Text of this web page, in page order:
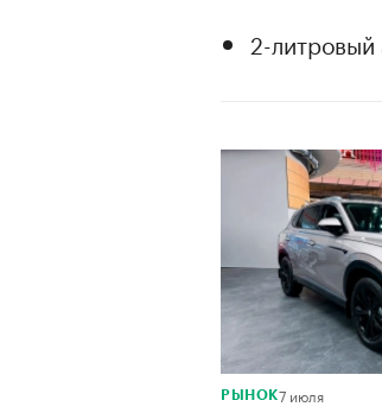
2-
РЫНОК7 июля